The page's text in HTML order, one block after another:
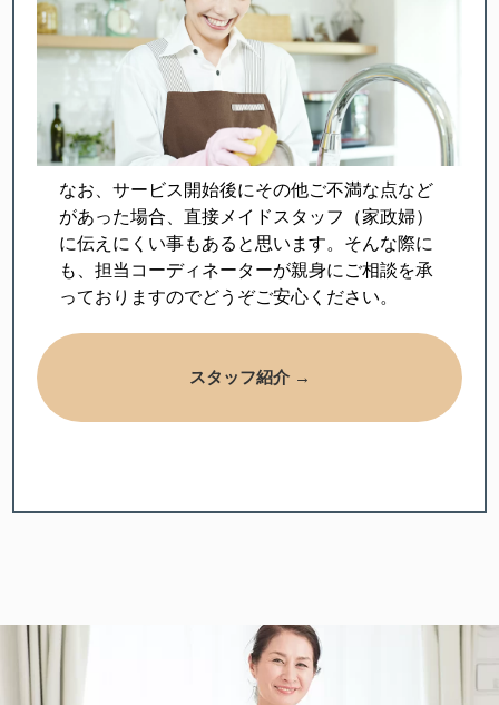
なお、サービス開始後にその他ご不満な点など
があった場合、直接メイドスタッフ（家政婦）
に伝えにくい事もあると思います。そんな際に
も、担当コーディネーターが親身にご相談を承
っておりますのでどうぞご安心ください。
スタッフ紹介 →